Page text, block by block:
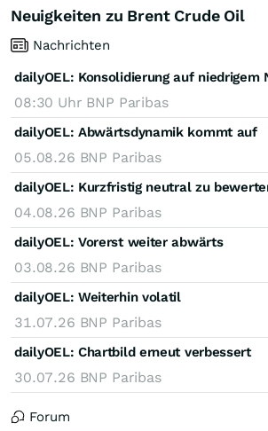
Neuigkeiten zu Brent Crude Oil
Nachrichten
dailyOEL: Konsolidierung auf niedrigem
08:30 Uhr BNP Paribas
dailyOEL: Abwärtsdynamik kommt auf
05.08.26 BNP Paribas
dailyOEL: Kurzfristig neutral zu
04.08.26 BNP Paribas
dailyOEL: Vorerst weiter abwärts
03.08.26 BNP Paribas
dailyOEL: Weiterhin volatil
31.07.26 BNP Paribas
dailyOEL: Chartbild erneut verbessert
30.07.26 BNP Paribas
Forum